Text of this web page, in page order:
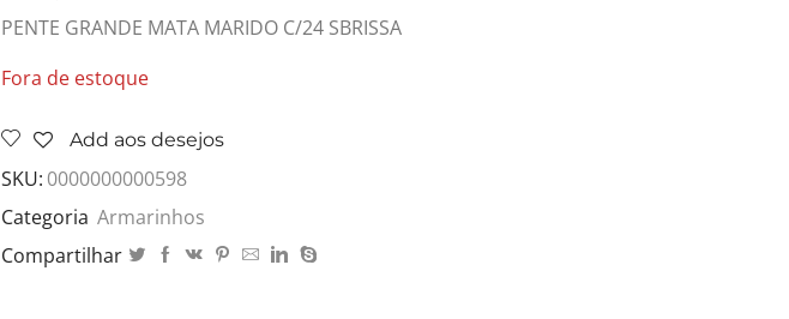
PENTE GRANDE MATA MARIDO C/24 SBRISSA
Fora de estoque
Add aos desejos
SKU: 0000000000598
Categoria Armarinhos
Compartilhar